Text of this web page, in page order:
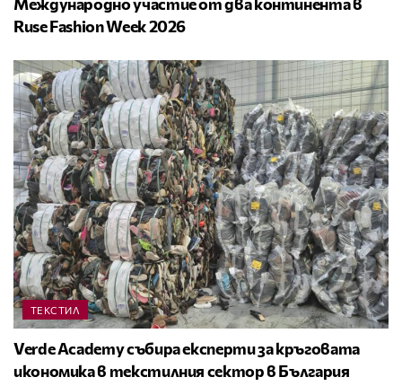
Ruse Fashion Week 2026
ТЕКСТИЛ
Verde Academy събира експерти за кръговата
икономика в текстилния сектор в България